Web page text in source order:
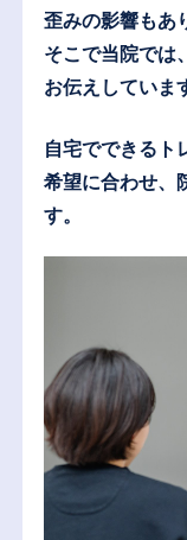
歪みの影響もあ
そこで当院では
お伝えしていま
自宅でできるト
希望に合わせ、
す。